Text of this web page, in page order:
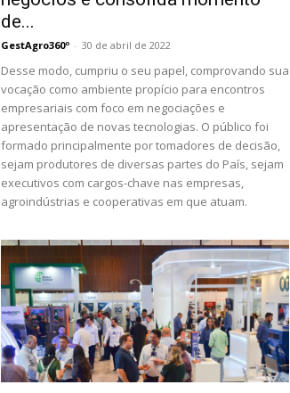
de...
GestAgro360º - 30 de abril de 2022
Desse modo, cumpriu o seu papel, comprovando sua
vocação como ambiente propício para encontros
empresariais com foco em negociações e
apresentação de novas tecnologias. O público foi
formado principalmente por tomadores de decisão,
sejam produtores de diversas partes do País, sejam
executivos com cargos-chave nas empresas,
agroindústrias e cooperativas em que atuam.